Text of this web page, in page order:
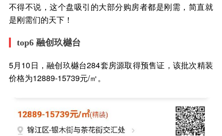
不得不说，这个盘吸引的大部分购房者都是刚需，简直就
是刚需们的天下！
top6 融创玖樾台
5月10日，融创玖樾台284套房源取得预售证，该批次精装
价格为12889-15739元/㎡。